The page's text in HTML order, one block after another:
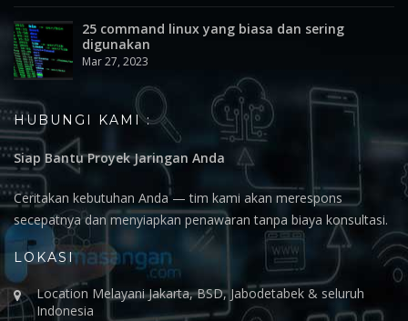
25 command linux yang biasa dan sering
digunakan
Mar 27, 2023
HUBUNGI KAMI :
Siap Bantu Proyek Jaringan Anda
Ceritakan kebutuhan Anda — tim kami akan merespons
secepatnya dan menyiapkan penawaran tanpa biaya konsultasi.
LOKASI
Location Melayani Jakarta, BSD, Jabodetabek & seluruh
Indonesia